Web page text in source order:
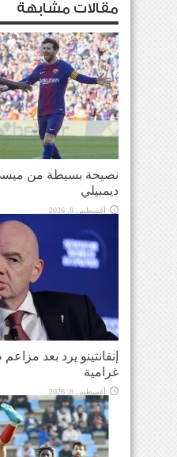
مقالات مشابهة
نصيحة بسيطة من
ديمبيلي
أغسطس 8, 2026
إنفانتينو يرد بعد
غرامية
أغسطس 8, 2026